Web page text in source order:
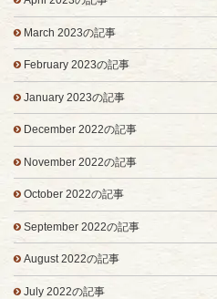
March 2023の記事
February 2023の記事
January 2023の記事
December 2022の記事
November 2022の記事
October 2022の記事
September 2022の記事
August 2022の記事
July 2022の記事